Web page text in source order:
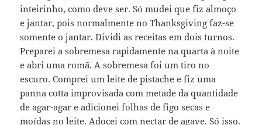
inteirinho, como deve ser. Só mudei que fiz almoço
e jantar, pois normalmente no Thanksgiving faz-se
somente o jantar. Dividi as receitas em dois turnos.
Preparei a sobremesa rapidamente na quarta à noite
e abri uma romã. A sobremesa foi um tiro no
escuro. Comprei um leite de pistache e fiz uma
panna cotta improvisada com metade da quantidade
de agar-agar e adicionei folhas de figo secas e
moídas no leite. Adocei com nectar de agave. Só isso.